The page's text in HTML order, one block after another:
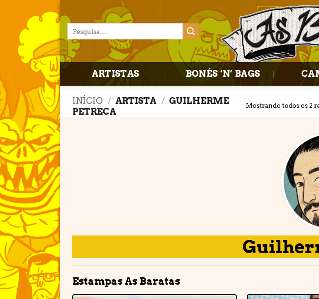
to
content
Pesquisar
ARTISTAS BONÉS ‘N’ BAGS
INÍCIO / ARTISTA / GUILHERME
PETRECA
Mostrando todos os 2
Estampas As Baratas